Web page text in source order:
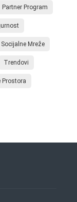
Partner Program
Socijalne Mreže
Trendovi
Prostora